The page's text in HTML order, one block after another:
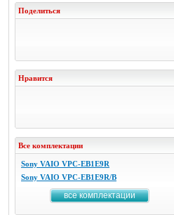
Поделиться
Нравится
Все комплектации
Sony VAIO VPC-EB1E9R
Sony VAIO VPC-EB1E9R/B
все комплектации